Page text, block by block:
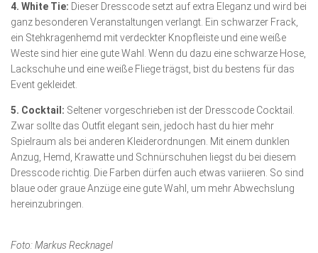
4. White Tie: Dieser Dresscode setzt auf extra Eleganz und wird bei
ganz besonderen Veranstaltungen verlangt. Ein schwarzer Frack,
ein Stehkragenhemd mit verdeckter Knopfleiste und eine weiße
Weste sind hier eine gute Wahl. Wenn du dazu eine schwarze Hose,
Lackschuhe und eine weiße Fliege trägst, bist du bestens für das
Event gekleidet.
5. Cocktail: Seltener vorgeschrieben ist der Dresscode Cocktail.
Zwar sollte das Outfit elegant sein, jedoch hast du hier mehr
Spielraum als bei anderen Kleiderordnungen. Mit einem dunklen
Anzug, Hemd, Krawatte und Schnürschuhen liegst du bei diesem
Dresscode richtig. Die Farben dürfen auch etwas variieren. So sind
blaue oder graue Anzüge eine gute Wahl, um mehr Abwechslung
hereinzubringen.
Foto: Markus Recknagel